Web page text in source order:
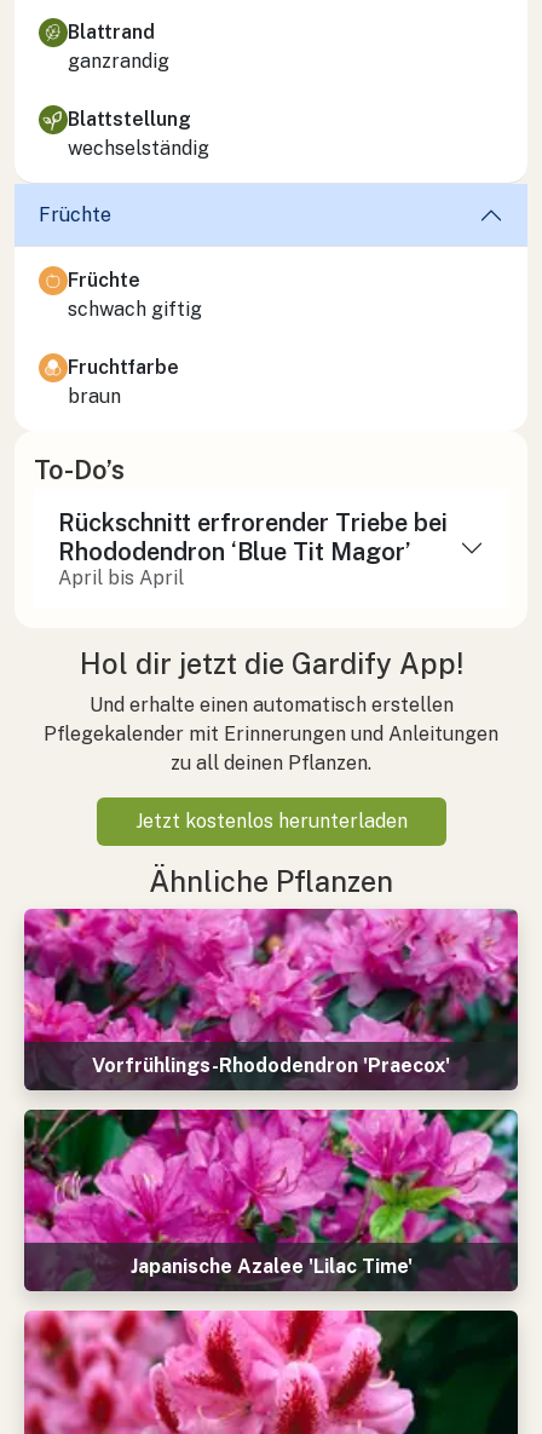
Blattrand
ganzrandig
Blattstellung
wechselständig
Früchte
Früchte
schwach giftig
Fruchtfarbe
braun
To-Do’s
Rückschnitt erfrorender Triebe bei
Rhododendron ‘Blue Tit Magor’
April bis April
Hol dir jetzt die Gardify App!
Und erhalte einen automatisch erstellen
Pflegekalender mit Erinnerungen und Anleitungen
zu all deinen Pflanzen.
Jetzt kostenlos herunterladen
Ähnliche Pflanzen
Vorfrühlings-Rhododendron 'Praecox'
Japanische Azalee 'Lilac Time'